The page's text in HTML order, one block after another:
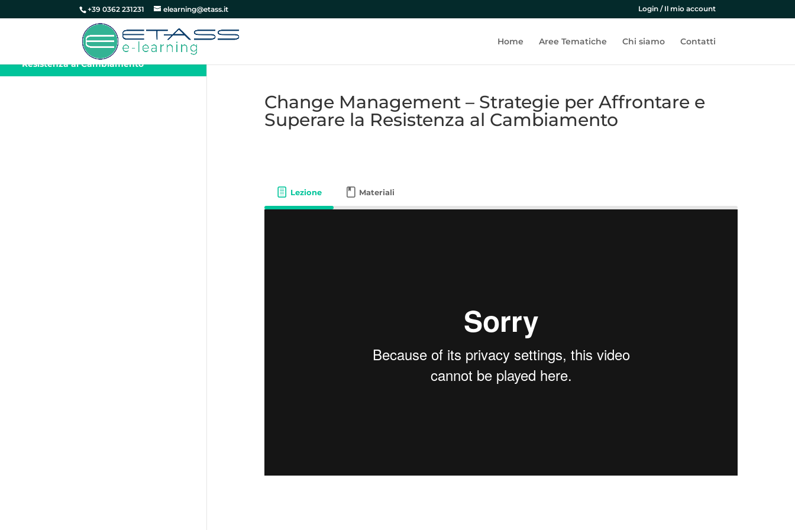
+39 0362 231231 elearning@etass.it Login / Il mio account
Home Aree Tematiche Chi siamo Contatti
Change Management – Strategie
per Affrontare e Superare la
Resistenza al Cambiamento
Change Management – Strategie per Affrontare e
Superare la Resistenza al Cambiamento
Lezione Materiali